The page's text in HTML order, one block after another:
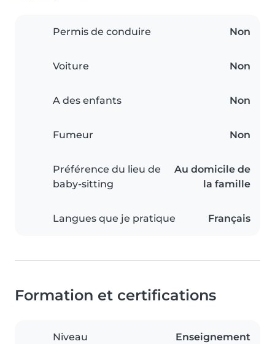
Permis de conduire Non
Voiture Non
A des enfants Non
Fumeur Non
Préférence du lieu de
baby-sitting
Au domicile de
la famille
Langues que je pratique Français
Formation et certifications
Niveau
Enseignement